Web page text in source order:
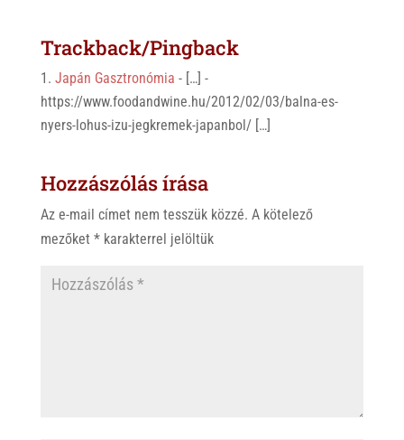
Trackback/Pingback
Japán Gasztronómia - […] -
https://www.foodandwine.hu/2012/02/03/balna-es-
nyers-lohus-izu-jegkremek-japanbol/ […]
Hozzászólás írása
Az e-mail címet nem tesszük közzé. A kötelező
mezőket *karakterrel jelöltük